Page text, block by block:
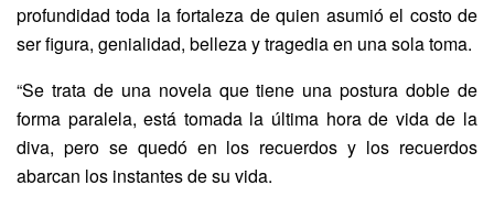
profundidad toda la fortaleza de quien asumió el costo de
ser figura, genialidad, belleza y tragedia en una sola toma.
“Se trata de una novela que tiene una postura doble de
forma paralela, está tomada la última hora de vida de la
diva, pero se quedó en los recuerdos y los recuerdos
abarcan los instantes de su vida.